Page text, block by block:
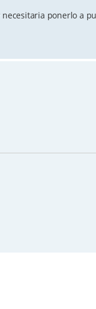
ponerlo a